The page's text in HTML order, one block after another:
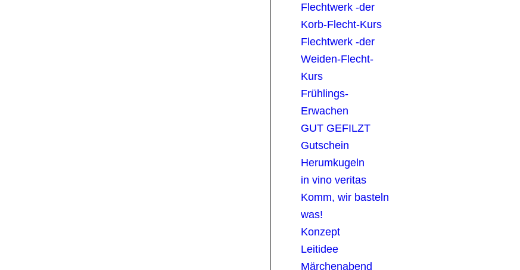
Flechtwerk -der
Korb-Flecht-Kurs
Flechtwerk -der
Weiden-Flecht-
Kurs
Frühlings-
Erwachen
GUT GEFILZT
Gutschein
Herumkugeln
in vino veritas
Komm, wir basteln
was!
Konzept
Leitidee
Märchenabend